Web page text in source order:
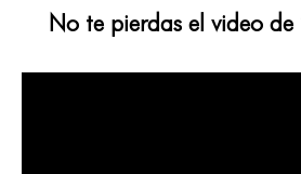
No te pierdas el video de